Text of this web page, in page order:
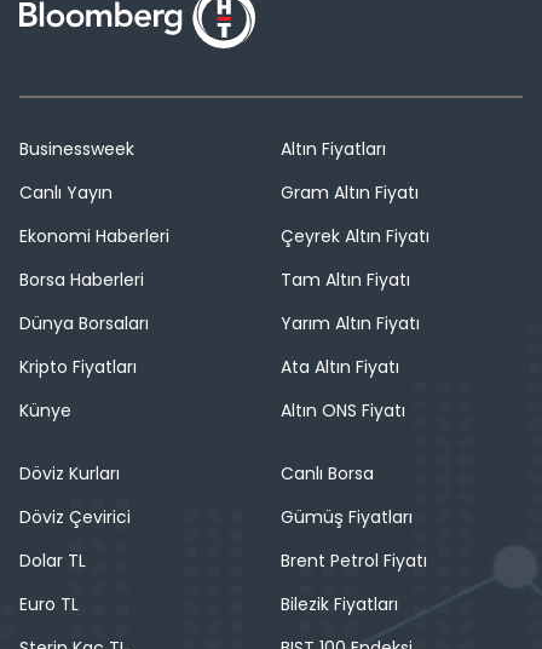
Businessweek
Canlı Yayın
Ekonomi Haberleri
Borsa Haberleri
Dünya Borsaları
Kripto Fiyatları
Künye
Altın Fiyatları
Gram Altın Fiyatı
Çeyrek Altın Fiyatı
Tam Altın Fiyatı
Yarım Altın Fiyatı
Ata Altın Fiyatı
Altın ONS Fiyatı
Döviz Kurları
Döviz Çevirici
Dolar TL
Euro TL
Canlı Borsa
Gümüş Fiyatları
Brent Petrol Fiyatı
Bilezik Fiyatları